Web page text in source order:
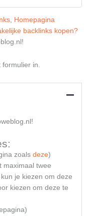
Homepagina
backlinks kopen?
in.
zoals deze)
maximaal twee
je kiezen om deze
kiezen om deze te